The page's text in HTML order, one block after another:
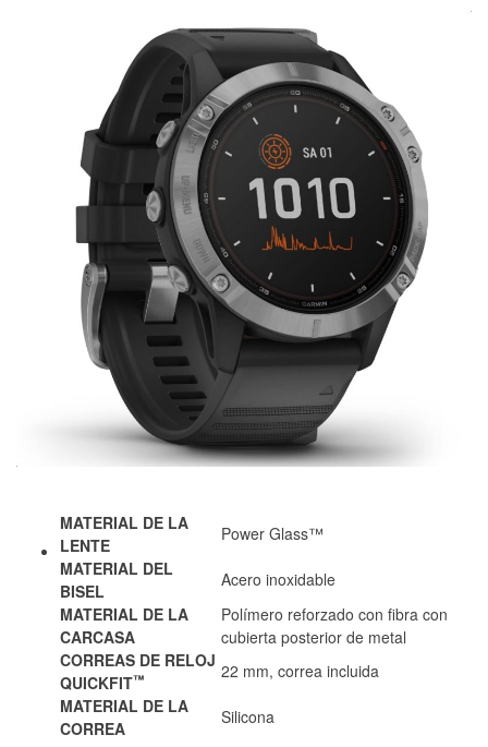
MATERIAL DE LA
LENTE
Power Glass™
MATERIAL DEL
BISEL
Acero inoxidable
MATERIAL DE LA
CARCASA
Polímero reforzado con fibra con
cubierta posterior de metal
CORREAS DE RELOJ
QUICKFIT™
22 mm, correa incluida
MATERIAL DE LA
CORREA
Silicona